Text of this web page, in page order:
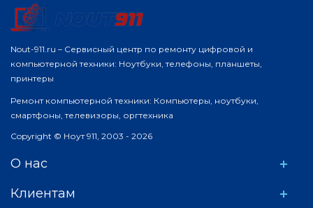
Nout-911.ru – Сервисный центр по ремонту цифровой и
компьютерной техники: Ноутбуки, телефоны, планшеты,
принтеры
Ремонт компьютерной техники: Компьютеры, ноутбуки,
смартфоны, телевизоры, оргтехника
Copyright © Ноут 911, 2003 - 2026
О нас
Клиентам